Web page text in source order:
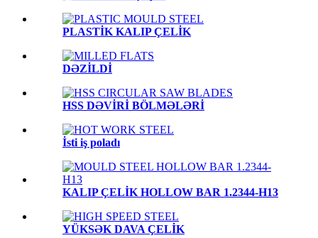
PLASTİK KALIP ÇELİK
DƏZİLDİ
HSS DƏVİRİ BÖLMƏLƏRİ
İsti iş poladı
KALIP ÇELİK HOLLOW BAR 1.2344-H13
YÜKSƏK DAVA ÇELİK